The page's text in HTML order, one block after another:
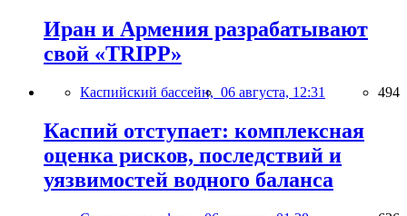
Иран и Армения разрабатывают
свой «TRIPP»
Каспийский бассейн, 06 августа, 12:31 494
Каспий отступает: комплексная
оценка рисков, последствий и
уязвимостей водного баланса